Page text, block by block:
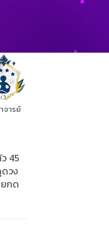
จารย์
45
วง
ยกด